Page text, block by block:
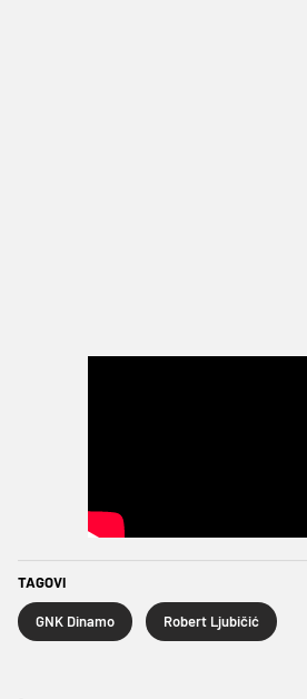
TAGOVI
GNK Dinamo Robert Ljubičić